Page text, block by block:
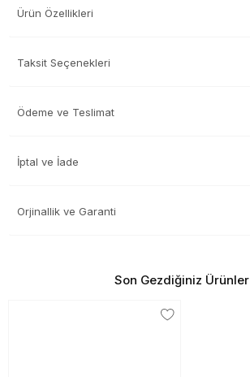
Ürün Özellikleri
Taksit Seçenekleri
Ödeme ve Teslimat
İptal ve İade
Orjinallik ve Garanti
Son Gezdiğiniz Ürünler